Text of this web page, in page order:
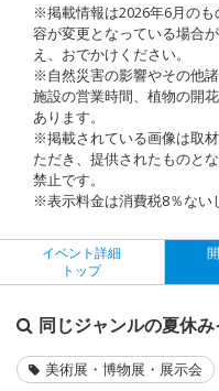
※掲載情報は2026年6月の
容が変更となっている場合
え、おでかけください。
※自然災害の影響やその他
施設の営業時間、植物の開
あります。
※掲載されている画像は取
ただき、提供されたものと
禁止です。
※表示料金は消費税8％ない
イベント詳細
トップ
同じジャンルの夏休み
美術展・博物展・展示会